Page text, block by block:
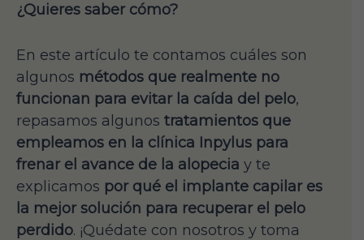
¿Quieres saber cómo?
En este artículo te contamos cuáles son
algunos métodos que realmente no
funcionan para evitar la caída del pelo,
repasamos algunos tratamientos que
empleamos en la clínica Inpylus para
frenar el avance de la alopecia y te
explicamos por qué el implante capilar es
la mejor solución para recuperar el pelo
perdido. ¡Quédate con nosotros y toma